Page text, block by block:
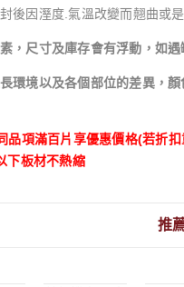
後因溼度.氣溫改變而翹曲或
，尺寸及庫存會有浮動，如
環境以及各個部位的差異，
品項滿百片享優惠價格(若折扣
下板材不熱縮
推